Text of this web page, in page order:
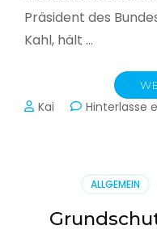
Präsident des
Kahl, hält …
Kai Hinterlasse
ALLGEMEIN